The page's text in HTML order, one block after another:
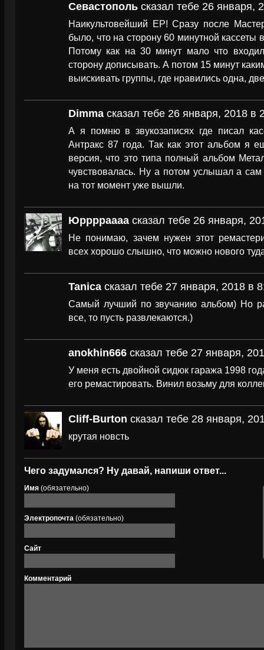
Севастополь сказал тебе 26 января,
Наикультовейший EP! Сразу после
было, что на сторону 60 минутной кассеты
Потому как на 30 минут мало что
сторону дописывать. А потом 15 минут
выискивать группы, где нравились одна,
Dimma сказал тебе 26 января, 2018 в
А я помню в звукозаписях где писал
Антракс 87 года. Так как этот альбом я
версия, что это типа полный альбом
чувствовалась. Ну а потом услышал а
на тот момент уже вышли.
Юрррраааа сказал тебе 26 января,
Не понимаю, зачем нужен этот
всех хорошо слышно, что можно нового
Tanica сказал тебе 27 января, 2018 в
Самый лучший по звучанию альбом) Но
все, то пусть развлекаются.)
anokhin666 сказал тебе 27 января,
У меня есть двойной сидюк гаража 1998
его ремастировать. Винил возьму для
Cliff-Burton сказал тебе 28 января,
крутая новсть
Чего задумался? Ну давай, напиши ответ...
Имя (обязательно)
Электропочта (обязательно)
Сайт
Комментарий